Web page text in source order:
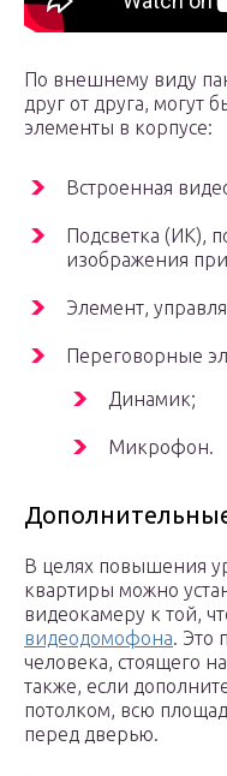
По внешнему виду
друг от друга, могут
элементы в корпусе:
Встроенная
Подсветка (ИК),
изображения
Элемент,
Переговорные
Динамик;
Микрофон.
В целях повышения
квартиры можно
видеокамеру к той,
видеодомофона. Это
человека, стоящего
также, если
потолком, всю
перед дверью.